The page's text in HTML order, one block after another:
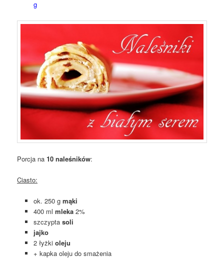
g
Porcja na 10 naleśników:
Ciasto:
ok. 250 g mąki
400 ml mleka2%
szczypta soli
jajko
2 łyżkioleju
+ kapka oleju do smażenia